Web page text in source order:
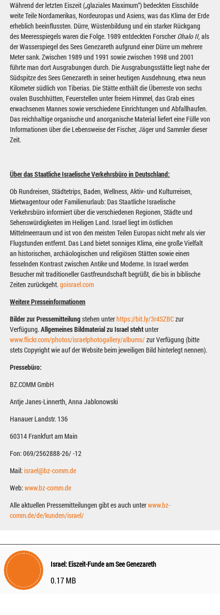
Während der letzten Eiszeit („glaziales Maximum“) bedeckten Eisschilde
weite Teile Nordamerikas, Nordeuropas und Asiens, was das Klima der Erde
erheblich beeinflussten. Dürre, Wüstenbildung und ein starker Rückgang
des Meeresspiegels waren die Folge. 1989 entdeckten Forscher Ohalo II, als
der Wasserspiegel des Sees Genezareth aufgrund einer Dürre um mehrere
Meter sank. Zwischen 1989 und 1991 sowie zwischen 1998 und 2001
führte man dort Ausgrabungen durch. Die Ausgrabungsstätte liegt nahe der
Südspitze des Sees Genezareth in seiner heutigen Ausdehnung, etwa neun
Kilometer südlich von Tiberias. Die Stätte enthält die Überreste von sechs
ovalen Buschhütten, Feuerstellen unter freiem Himmel, das Grab eines
erwachsenen Mannes sowie verschiedene Einrichtungen und Abfallhaufen.
Das reichhaltige organische und anorganische Material liefert eine Fülle von
Informationen über die Lebensweise der Fischer, Jäger und Sammler dieser
Zeit.
Über das Staatliche Israelische Verkehrsbüro in Deutschland:
Ob Rundreisen, Städtetrips, Baden, Wellness, Aktiv- und Kulturreisen,
Mietwagentour oder Familienurlaub: Das Staatliche Israelische
Verkehrsbüro informiert über die verschiedenen Regionen, Städte und
Sehenswürdigkeiten im Heiligen Land. Israel liegt im östlichen
Mittelmeerraum und ist von den meisten Teilen Europas nicht mehr als vier
Flugstunden entfernt. Das Land bietet sonniges Klima, eine große Vielfalt
an historischen, archäologischen und religiösen Stätten sowie einen
fesselnden Kontrast zwischen Antike und Moderne. In Israel werden
Besucher mit traditioneller Gastfreundschaft begrüßt, die bis in biblische
Zeiten zurückgeht.goisrael.com
Weitere Presseinformationen
Bilder zur Pressemitteilungstehen unterhttps://bit.ly/3r4SZBCzur
Verfügung.Allgemeines Bildmaterial zu Israel stehtunter
www.flickr.com/photos/israelphotogallery/albums/zur Verfügung (bitte
stets Copyright wie auf der Website beim jeweiligen Bild hinterlegt nennen).
Pressebüro:
BZ.COMM GmbH
Antje Janes-Linnerth, Anna Jablonowski
Hanauer Landstr. 136
60314 Frankfurt am Main
Fon: 069/2562888-26/ -12
Mail:israel@bz-comm.de
Web:www.bz-comm.de
Alle aktuellen Pressemitteilungen gibt es auch unterwww.bz-
comm.de/de/kunden/israel/
Israel: Eiszeit-Funde am See Genezareth
0.17 MB